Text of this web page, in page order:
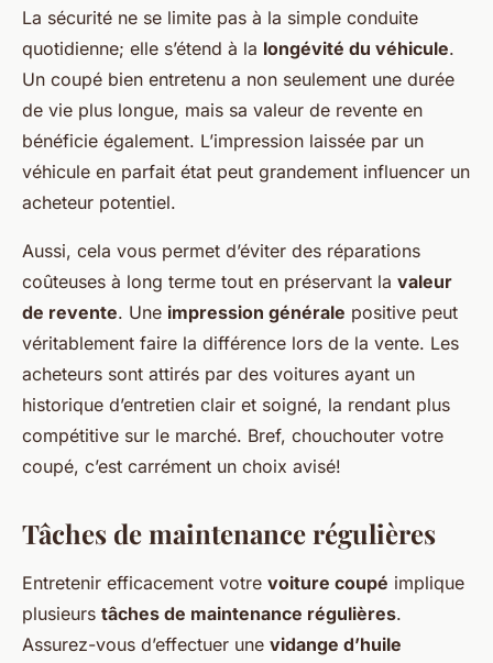
La sécurité ne se limite pas à la simple conduite
quotidienne; elle s’étend à la longévité du véhicule.
Un coupé bien entretenu a non seulement une durée
de vie plus longue, mais sa valeur de revente en
bénéficie également. L’impression laissée par un
véhicule en parfait état peut grandement influencer un
acheteur potentiel.
Aussi, cela vous permet d’éviter des réparations
coûteuses à long terme tout en préservant la valeur
de revente. Une impression générale positive peut
véritablement faire la différence lors de la vente. Les
acheteurs sont attirés par des voitures ayant un
historique d’entretien clair et soigné, la rendant plus
compétitive sur le marché. Bref, chouchouter votre
coupé, c’est carrément un choix avisé!
Tâches de maintenance régulières
Entretenir efficacement votre voiture coupé implique
plusieurs tâches de maintenance régulières.
Assurez-vous d’effectuer une vidange d’huile